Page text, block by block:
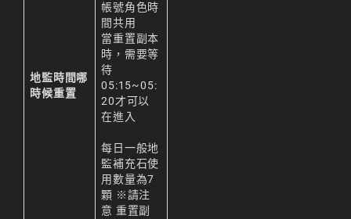
地監時間哪
時候重置
帳號角色時
間共用
當重置副本
時，需要等
待
05:15~05:
20才可以
在進入
每日一般地
監補充石使
用數量為7
顆 ※請注
意 重置副